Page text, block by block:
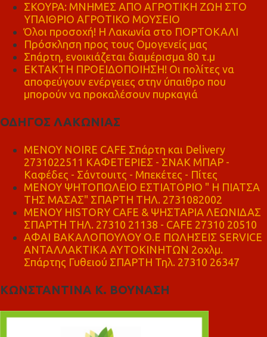
ΣΚΟΥΡΑ: ΜΝΗΜΕΣ ΑΠΟ ΑΓΡΟΤΙΚΗ ΖΩΗ ΣΤΟ
ΥΠΑΙΘΡΙΟ ΑΓΡΟΤΙΚΟ ΜΟΥΣΕΙΟ
Όλοι προσοχή! Η Λακωνία στο ΠΟΡΤΟΚΑΛΙ
Πρόσκληση προς τους Ομογενείς μας
Σπάρτη, ενοικιάζεται διαμέρισμα 80 τ.μ
ΕΚΤΑΚΤΗ ΠΡΟΕΙΔΟΠΟΙΗΣΗ! Οι πολίτες να
αποφεύγουν ενέργειες στην ύπαιθρο που
μπορούν να προκαλέσουν πυρκαγιά
ΟΔΗΓΟΣ ΛΑΚΩΝΙΑΣ
MENOY NOIRE CAFE Σπάρτη και Delivery
2731022511 ΚΑΦΕΤΕΡΙΕΣ - ΣΝΑΚ ΜΠΑΡ -
Καφέδες - Σάντουιτς - Μπεκέτες - Πίτες
ΜΕΝΟΥ ΨΗΤΟΠΩΛΕΙΟ ΕΣΤΙΑΤΟΡΙΟ " Η ΠΙΑΤΣΑ
ΤΗΣ ΜΑΣΑΣ" ΣΠΑΡΤΗ ΤΗΛ. 2731082002
ΜΕΝΟΥ HISTORY CAFE & ΨΗΣΤΑΡΙΑ ΛΕΩΝΙΔΑΣ
ΣΠΑΡΤΗ ΤΗΛ. 27310 21138 - CAFE 27310 20510
ΑΦΑΙ ΒΑΚΑΛΟΠΟΥΛΟΥ Ο.Ε ΠΩΛΗΣΕΙΣ SERVICE
ΑΝΤΑΛΛΑΚΤΙΚΑ ΑΥΤΟΚΙΝΗΤΩΝ 2οχλμ.
Σπάρτης Γυθειού ΣΠΑΡΤΗ Τηλ. 27310 26347
ΚΩΝΣΤΑΝΤΙΝΑ Κ. ΒΟΥΝΑΣΗ